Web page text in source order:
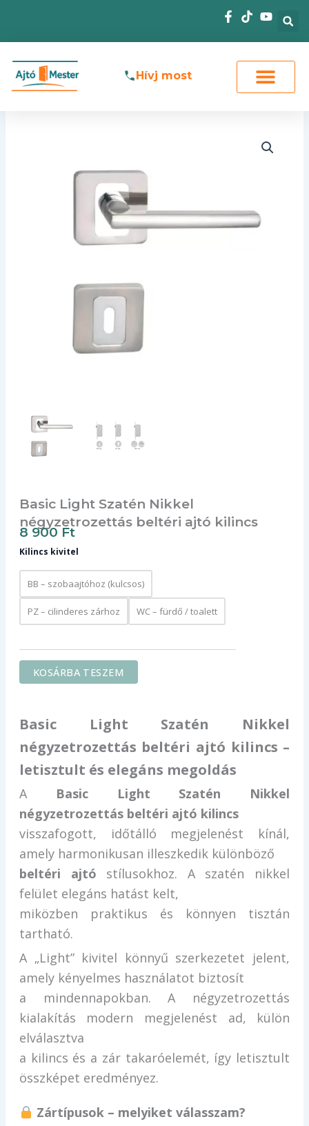
content
Hívj most
Basic Light Szatén Nikkel
négyzetrozettás beltéri ajtó kilincs
8 900 Ft
Kilincs kivitel
BB – szobaajtóhoz (kulcsos)
PZ – cilinderes zárhoz WC – fürdő / toalett
KOSÁRBA TESZEM
Basic Light Szatén Nikkel
négyzetrozettás beltéri ajtó kilincs –
letisztult és elegáns megoldás
A Basic Light Szatén Nikkel
négyzetrozettás beltéri ajtó kilincs
visszafogott, időtálló megjelenést kínál,
amely harmonikusan illeszkedik különböző
beltéri ajtó stílusokhoz. A szatén nikkel
felület elegáns hatást kelt,
miközben praktikus és könnyen tisztán
tartható.
A „Light” kivitel könnyű szerkezetet jelent,
amely kényelmes használatot biztosít
a mindennapokban. A négyzetrozettás
kialakítás modern megjelenést ad, külön
elválasztva
a kilincs és a zár takaróelemét, így letisztult
összképet eredményez.
Zártípusok – melyiket válasszam?